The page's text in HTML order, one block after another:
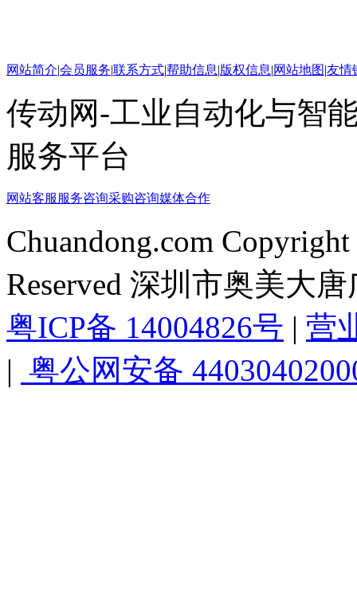
网站简介|会员服务|联系方式|帮助信息|版权信息|网站地图|友情
传动网-工业自动化与智
服务平台
网站客服 服务咨询采购咨询媒体合作
Chuandong.com
Reserved 深圳市奥美大
粤ICP备 14004826号 | 营
| 粤公网安备